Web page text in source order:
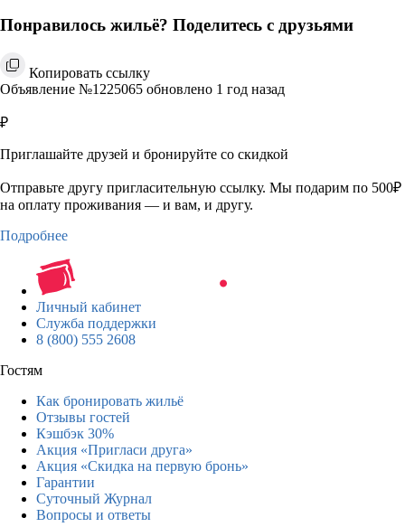
Понравилось жильё? Поделитесь с друзьями
Копировать ссылку
Объявление №1225065 обновлено 1 год назад
₽
Приглашайте друзей и бронируйте со скидкой
Отправьте другу пригласительную ссылку. Мы подарим по 500₽
на оплату проживания — и вам, и другу.
Подробнее
Личный кабинет
Служба поддержки
8 (800) 555 2608
Гостям
Как бронировать жильё
Отзывы гостей
Кэшбэк 30%
Акция «Пригласи друга»
Акция «Скидка на первую бронь»
Гарантии
Суточный Журнал
Вопросы и ответы